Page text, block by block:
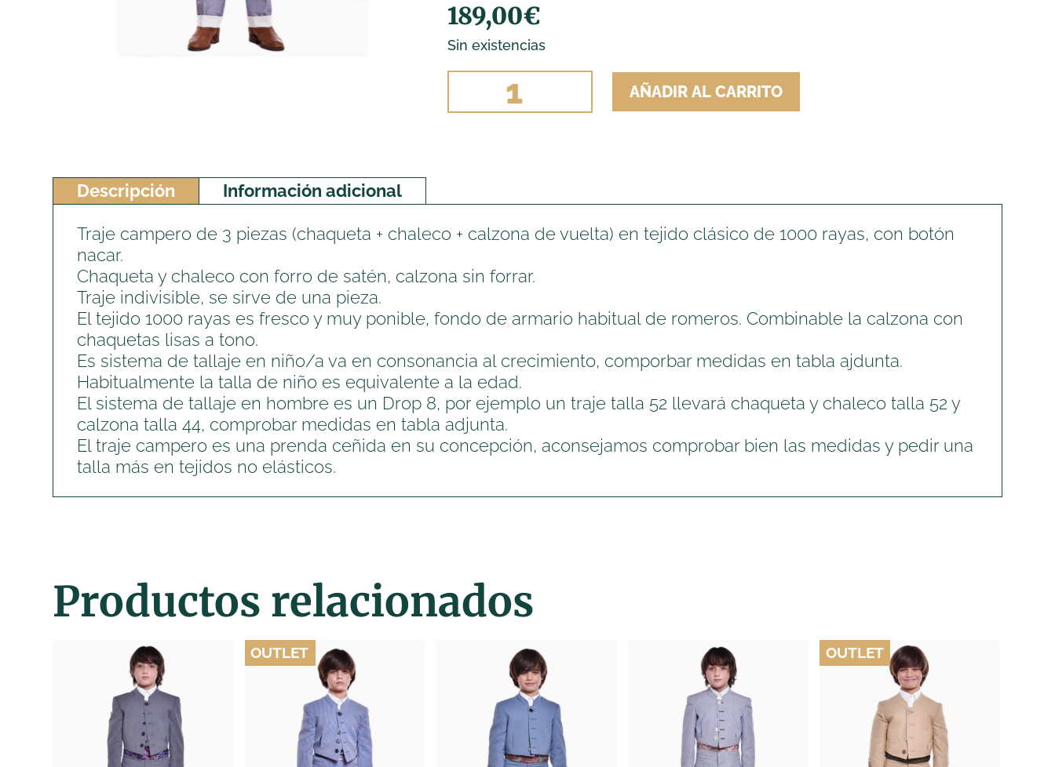
189,00€
Sin existencias
TRAJE
CAMPERO
cantidad
AÑADIR AL CARRITO
Descripción Información adicional
Traje campero de 3 piezas (chaqueta + chaleco + calzona de vuelta) en tejido clásico de 1000 rayas, con botón
nacar.
Chaqueta y chaleco con forro de satén, calzona sin forrar.
Traje indivisible, se sirve de una pieza.
El tejido 1000 rayas es fresco y muy ponible, fondo de armario habitual de romeros. Combinable la calzona con
chaquetas lisas a tono.
Es sistema de tallaje en niño/a va en consonancia al crecimiento, comporbar medidas en tabla ajdunta.
Habitualmente la talla de niño es equivalente a la edad.
El sistema de tallaje en hombre es un Drop 8, por ejemplo un traje talla 52 llevará chaqueta y chaleco talla 52 y
calzona talla 44, comprobar medidas en tabla adjunta.
El traje campero es una prenda ceñida en su concepción, aconsejamos comprobar bien las medidas y pedir una
talla más en tejidos no elásticos.
Productos relacionados
OUTLET OUTLET